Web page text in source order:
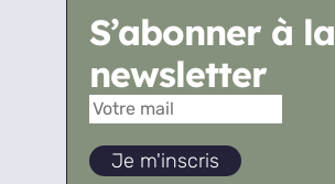
S’abonner à la
newsletter